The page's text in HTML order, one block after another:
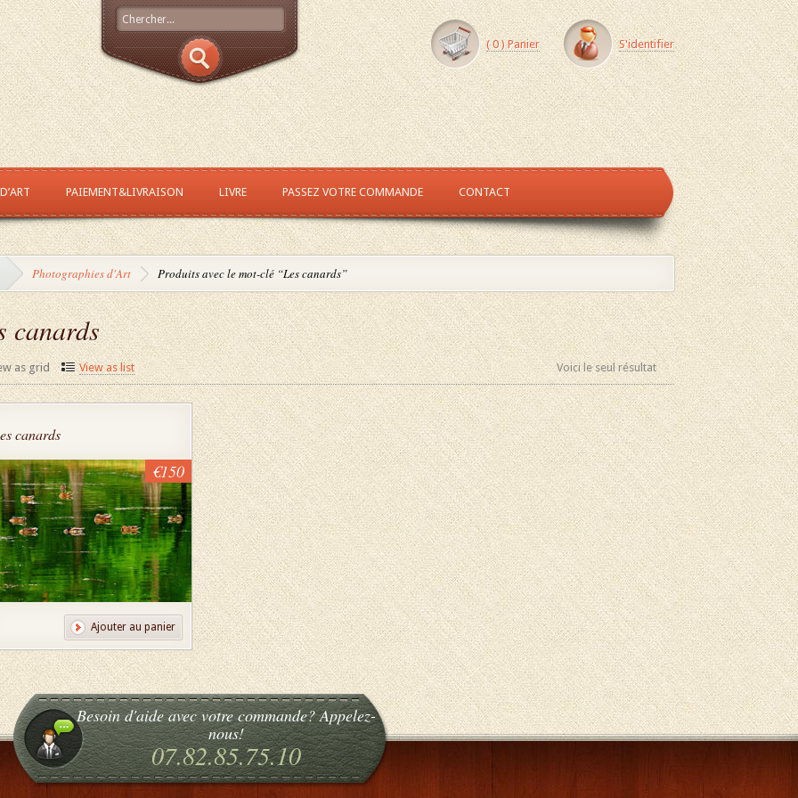
( 0 ) Panier S'identifier
PAIEMENT&LIVRAISON LIVRE PASSEZ VOTRE COMMANDE CONTACT
Photographies d'Art Produits avec le mot-clé “Les canards”
canards
as grid View as list Voici le seul résultat
canards
€150
Ajouter au panier
Besoin d'aide avec votre commande? Appelez-
nous!
07.82.85.75.10